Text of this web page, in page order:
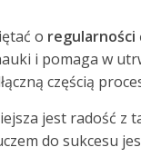
o regularności
i pomaga w
częścią
jest radość z
do sukcesu